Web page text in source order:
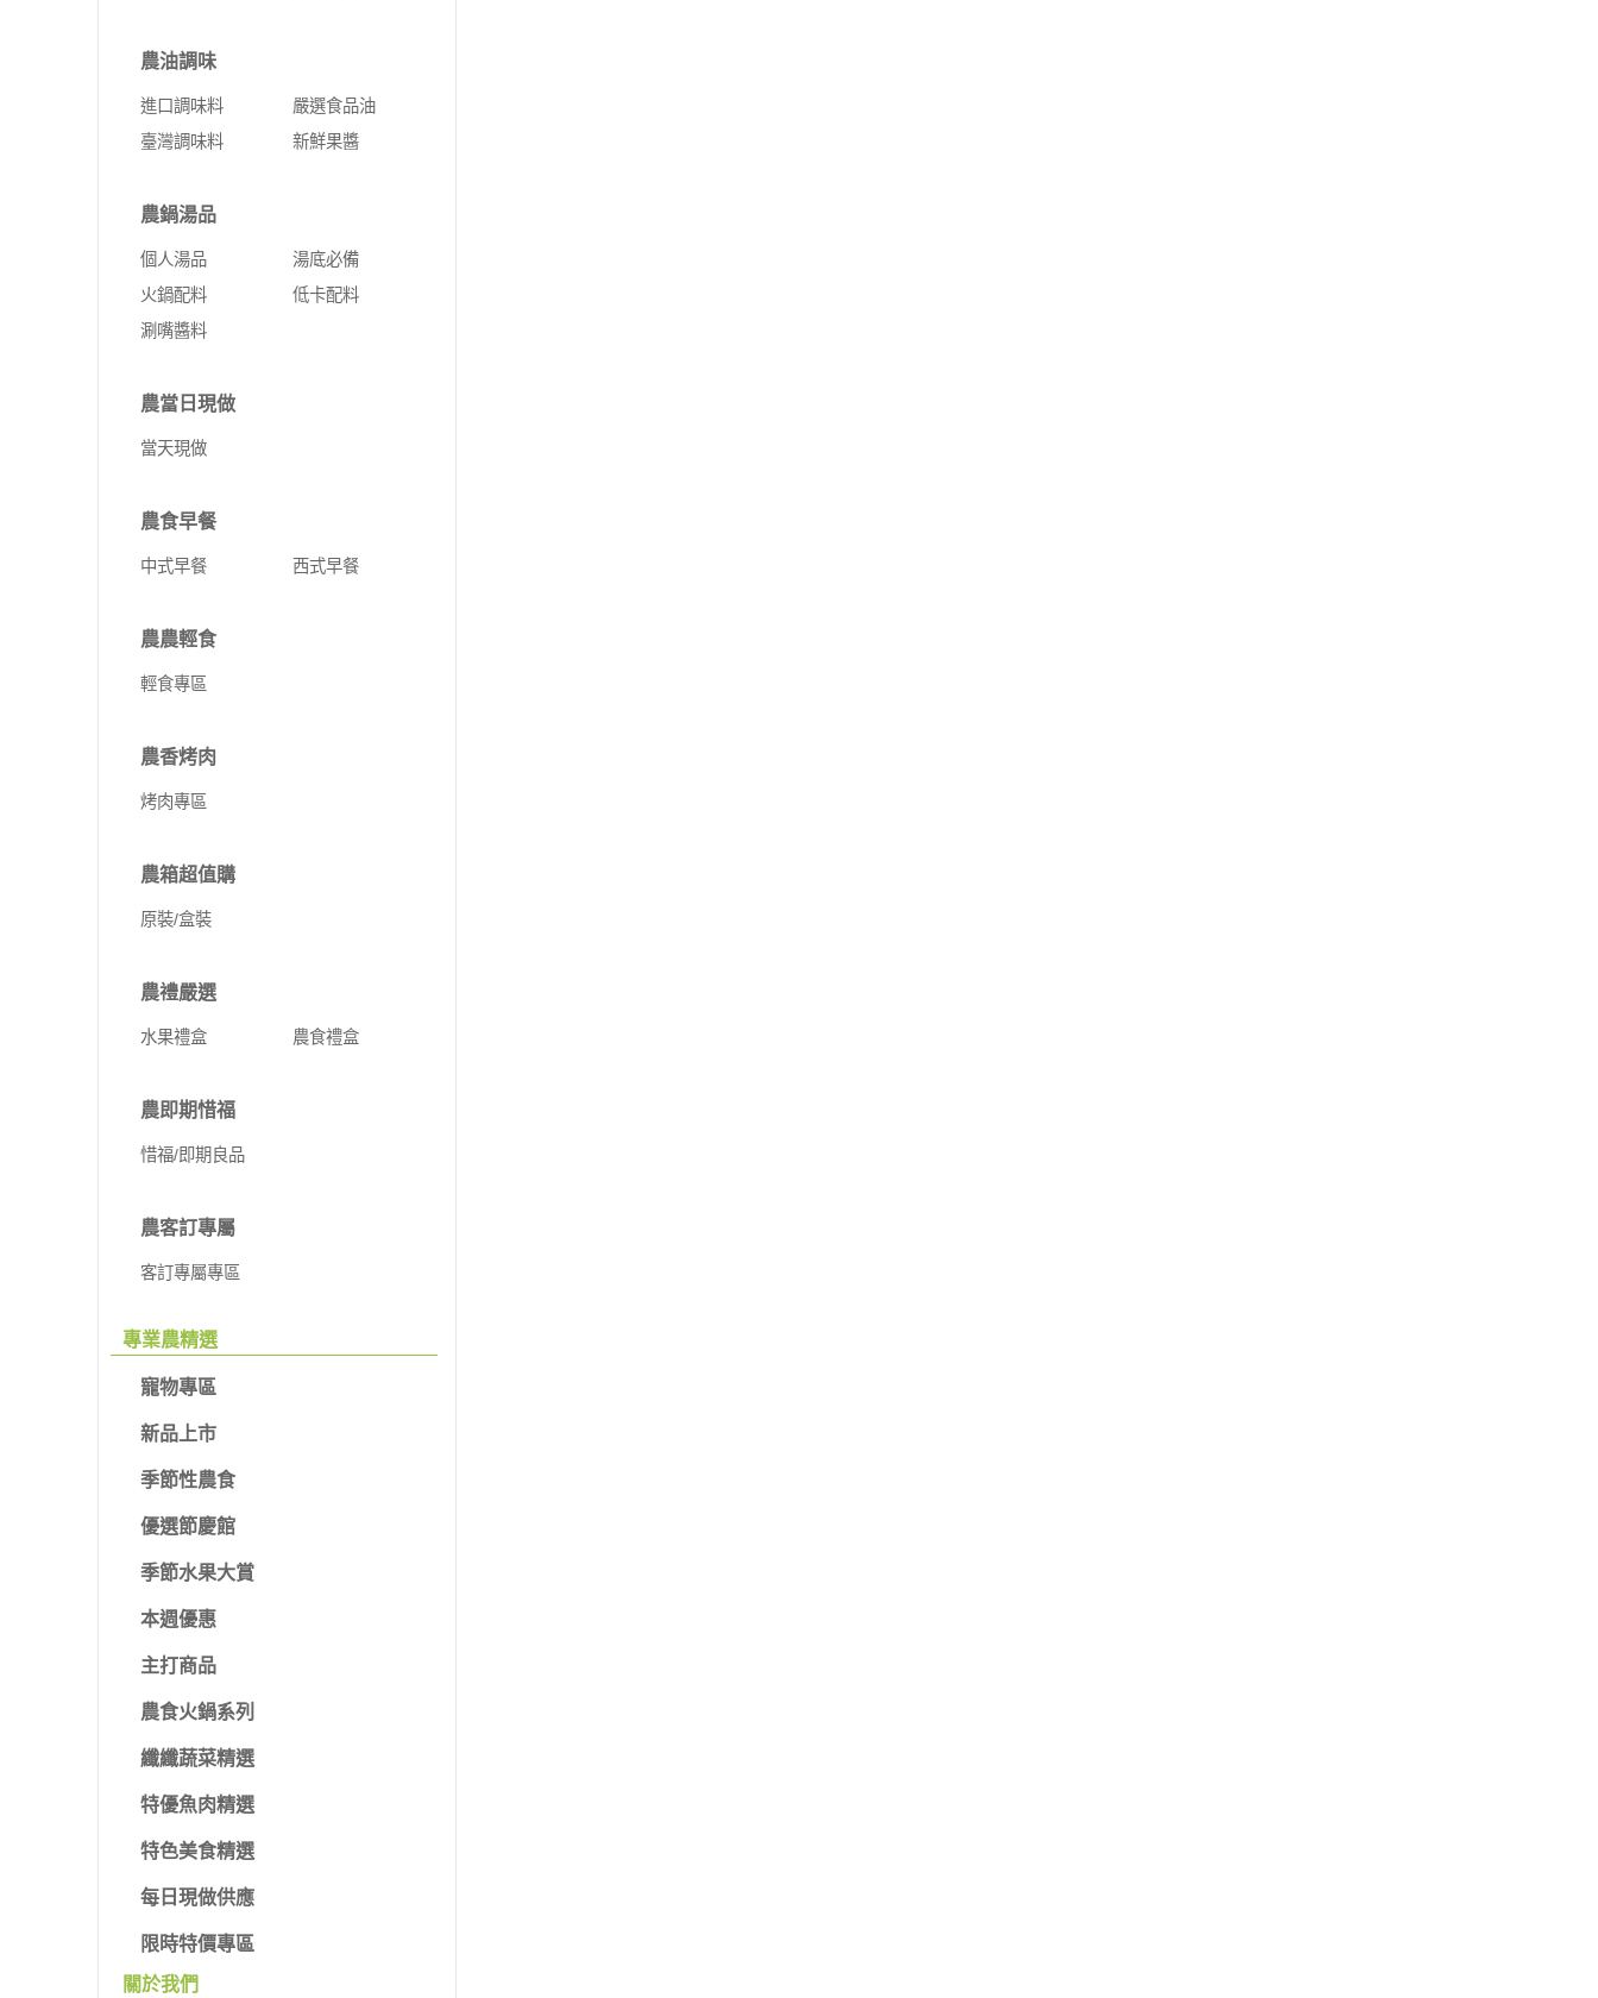
農油調味
進口調味料
嚴選食品油
臺灣調味料
新鮮果醬
農鍋湯品
個人湯品
湯底必備
火鍋配料
低卡配料
涮嘴醬料
農當日現做
當天現做
農食早餐
中式早餐 西式早餐
農農輕食
輕食專區
農香烤肉
烤肉專區
農箱超值購
原裝/盒裝
農禮嚴選
水果禮盒 農食禮盒
農即期惜福
惜福/即期良品
農客訂專屬
客訂專屬專區
專業農精選
寵物專區
新品上市
季節性農食
優選節慶館
季節水果大賞
本週優惠
主打商品
農食火鍋系列
纖纖蔬菜精選
特優魚肉精選
特色美食精選
每日現做供應
限時特價專區
關於我們